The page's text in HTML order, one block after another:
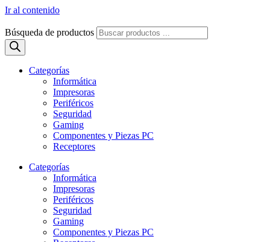
Ir al contenido
Búsqueda de productos
Categorías
Informática
Impresoras
Periféricos
Seguridad
Gaming
Componentes y Piezas PC
Receptores
Categorías
Informática
Impresoras
Periféricos
Seguridad
Gaming
Componentes y Piezas PC